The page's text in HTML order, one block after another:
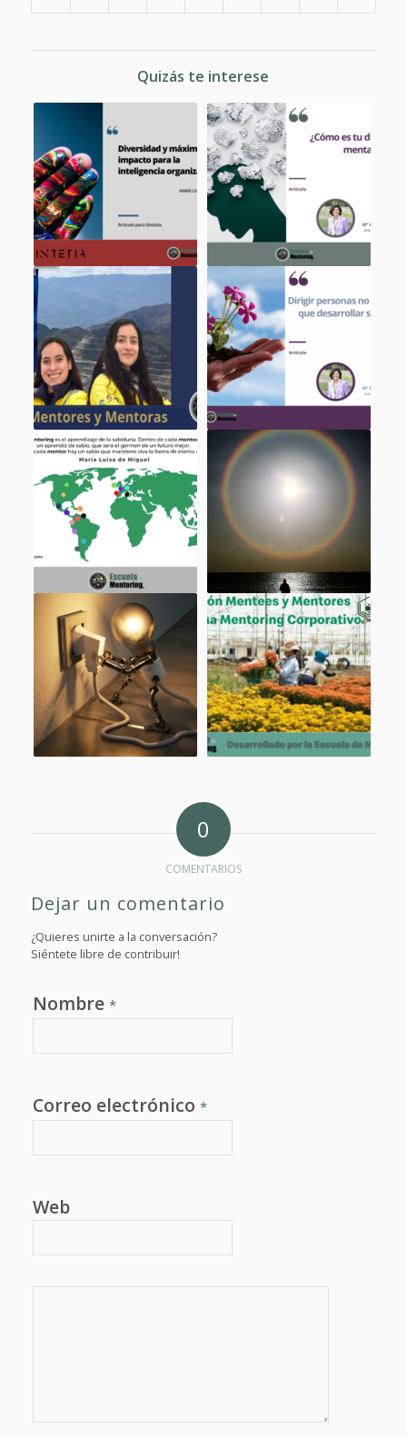
Quizás te interese
0
COMENTARIOS
Dejar un comentario
¿Quieres unirte a la conversación?
Siéntete libre de contribuir!
Nombre *
Correo electrónico *
Web